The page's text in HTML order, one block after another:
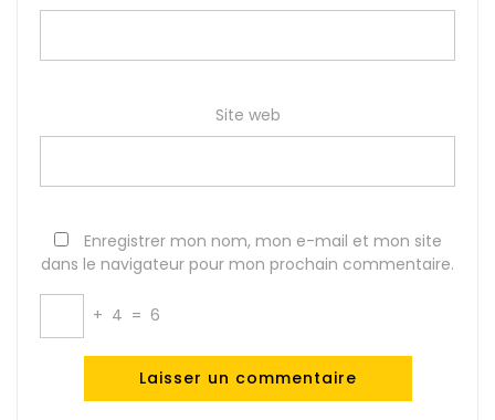
Site web
Enregistrer mon nom, mon e-mail et mon site
dans le navigateur pour mon prochain commentaire.
+ 4 = 6